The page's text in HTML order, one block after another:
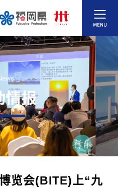
览会(BITE)上“九